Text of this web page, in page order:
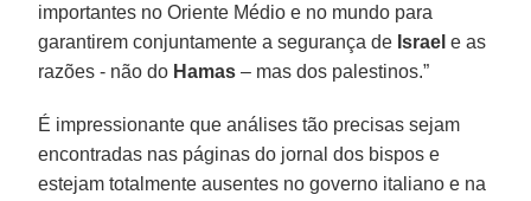
importantes no Oriente Médio e no mundo para
garantirem conjuntamente a segurança de Israel e as
razões - não do Hamas – mas dos palestinos.”
É impressionante que análises tão precisas sejam
encontradas nas páginas do jornal dos bispos e
estejam totalmente ausentes no governo italiano e na